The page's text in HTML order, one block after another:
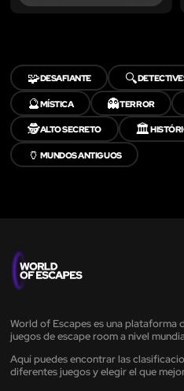
🧩DESAFIANTE 🔍
🔮MÍSTICA 👻TERROR
🕵️ALTO SECRETO 🏛️
🏺 MUNDOS ANTIGUOS
World of Escapes es una plataforma
juegos de escape room a nivel
Aquí puedes encontrar las
diferentes juegos y elegir el que